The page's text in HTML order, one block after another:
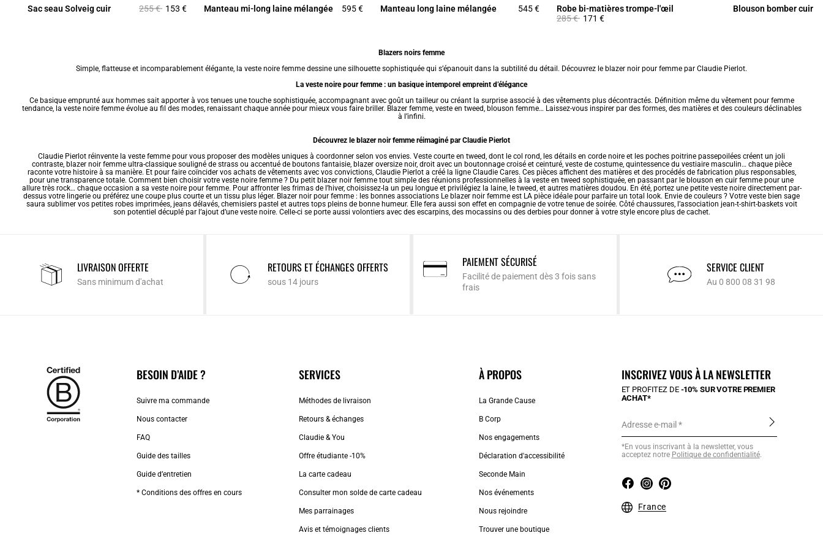
Sac seau Solveig cuir Prix réduit à partir de
255 €à153 € Manteau mi-long laine mélangée 595 € Manteau long laine mélangée 545 €
Robe bi-matières trompe-l'œil
Prix réduit à partir de
285 €à171 €
Blouson bomber cuir
Blazers noirs femme
Simple, flatteuse et incomparablement élégante, la veste noire femme dessine une silhouette sophistiquée qui s’épanouit dans la subtilité du détail. Découvrez le blazer noir pour femme par Claudie Pierlot.
La veste noire pour femme : un basique intemporel empreint d’élégance
Ce basique emprunté aux hommes sait apporter à vos tenues une touche sophistiquée, accompagnant avec goût un tailleur ou créant la surprise associé à des vêtements plus décontractés. Définition même du vêtement pour femme
tendance, la veste noire femme évolue au fil des modes, renaissant chaque année pour mieux vous faire briller. Blazer femme, veste en tweed, blouson femme… Laissez-vous inspirer par des formes, des matières et des couleurs déclinables
à l’infini.
Découvrez le blazer noir femme réimaginé par Claudie Pierlot
Claudie Pierlot réinvente la veste femme pour vous proposer des modèles uniques à coordonner selon vos envies. Veste courte en tweed, dont le col rond, les détails en corde noire et les poches poitrine passepoilées créent un joli
contraste, blazer noir femme ultra-classique souligné de strass ou accentué de boutons fantaisie, blazer oversize noir, droit avec un boutonnage croisé et ceinturé, veste de costume, quintessence du vestiaire masculin… chaque pièce
raconte votre histoire à sa manière. Et pour faire coïncider vos achats de vêtements avec vos convictions, Claudie Pierlot a créé la ligne Claudie Cares. Ces pièces affichent des matières et des procédés de fabrication plus responsables,
pour une transparence totale. Comment bien choisir votre veste noire femme ? Du petit blazer noir femme tout simple des réunions professionnelles à la veste en tweed sophistiquée, en passant par le blouson en cuir femme pour une
allure très rock… chaque occasion a sa veste noire pour femme. Pour affronter les frimas de l’hiver, choisissez-la un peu longue et privilégiez la laine, le tweed, et autres matières doudou. En été, portez une petite veste noire directement par-
dessus votre lingerie ou préférez une coupe plus courte et un tissu plus léger. Blazer noir pour femme : les bonnes associations Le blazer noir femme est LA pièce idéale pour parfaire un total look. Envie de couleurs ? Votre veste bien sage
saura sublimer vos petites robes imprimées, jeans délavés, chemisiers pastel et autres tops pleins de bonne humeur. Elle fera aussi son effet en compagnie de votre tenue de soirée. Côté chaussures, l’association jean-t-shirt-baskets voit
son potentiel décuplé par l’ajout d’une veste noire. Celle-ci se porte aussi volontiers avec des escarpins, des mocassins ou des derbies pour donner à votre style encore plus de cachet.
LIVRAISON OFFERTE
Sans minimum d'achat
RETOURS ET ÉCHANGES OFFERTS
sous 14 jours
PAIEMENT SÉCURISÉ
Facilité de paiement dès 3 fois sans
frais
SERVICE CLIENT
Au 0 800 08 31 98
BESOIN D’AIDE ?
Suivre ma commande
Nous contacter
FAQ
Guide des tailles
Guide d’entretien
* Conditions des offres en cours
SERVICES
Méthodes de livraison
Retours & échanges
Claudie & You
Offre étudiante -10%
La carte cadeau
Consulter mon solde de carte cadeau
Mes parrainages
Avis et témoignages clients
À PROPOS
La Grande Cause
B Corp
Nos engagements
Déclaration d'accessibilité
Seconde Main
Nos événements
Nous rejoindre
Trouver une boutique
INSCRIVEZ VOUS À LA NEWSLETTER
ET PROFITEZ DE -10% SUR VOTRE PREMIER
ACHAT*
Adresse e-mail
*En vous inscrivant à la newsletter, vous
acceptez notre Politique de confidentialité.
France